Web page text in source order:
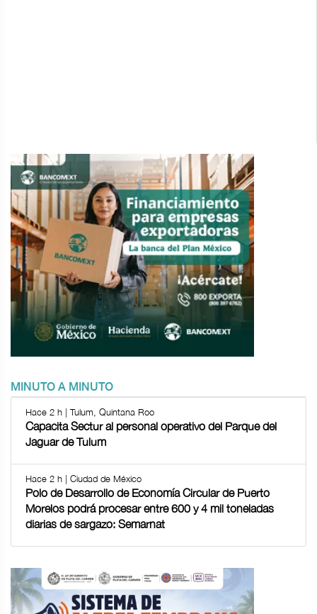
MINUTO A MINUTO
Hace 2 h | Tulum, Quintana Roo
Capacita Sectur al personal operativo del Parque del
Jaguar de Tulum
Hace 2 h | Ciudad de México
Polo de Desarrollo de Economía Circular de Puerto
Morelos podrá procesar entre 600 y 4 mil toneladas
diarias de sargazo: Semarnat